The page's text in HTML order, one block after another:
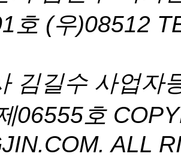
호 (우)08512
김길수 사업자
06555호
ALL